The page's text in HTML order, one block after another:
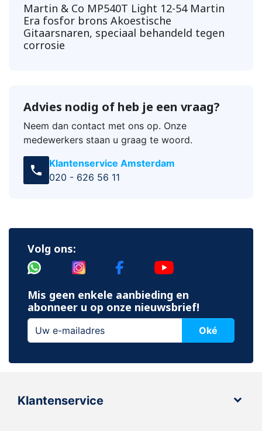
Martin & Co MP540T Light 12-54 Martin
Era fosfor brons Akoestische
Gitaarsnaren, speciaal behandeld tegen
corrosie
Advies nodig of heb je een vraag?
Neem dan contact met ons op. Onze
medewerkers staan u graag te woord.
call
Klantenservice Amsterdam
020 - 626 56 11
Volg ons:
Mis geen enkele aanbieding en
abonneer u op onze nieuwsbrief!
Oké
Klantenservice